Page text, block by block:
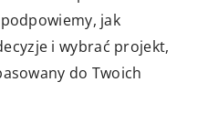
jak
i wybrać projekt,
do Twoich